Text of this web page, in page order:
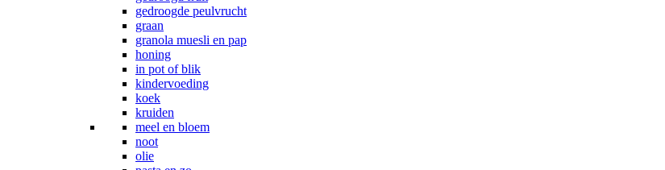
gedroogde peulvrucht
graan
granola muesli en pap
honing
in pot of blik
kindervoeding
koek
kruiden
meel en bloem
noot
olie